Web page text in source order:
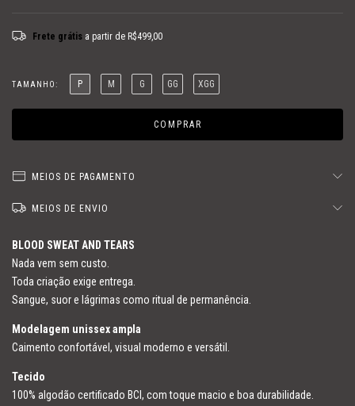
Frete grátis a partir de R$499,00
TAMANHO: P M G GG XGG
MEIOS DE PAGAMENTO
MEIOS DE ENVIO
BLOOD SWEAT AND TEARS
Nada vem sem custo.
Toda criação exige entrega.
Sangue, suor e lágrimas como ritual de permanência.
Modelagem unissex ampla
Caimento confortável, visual moderno e versátil.
Tecido
100% algodão certificado BCI, com toque macio e boa durabilidade.